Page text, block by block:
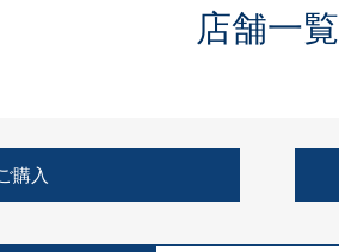
抗ウイルス・抗菌製品
LinkedIn
住宅使用部材標準化推進協議会
店舗一覧
購入